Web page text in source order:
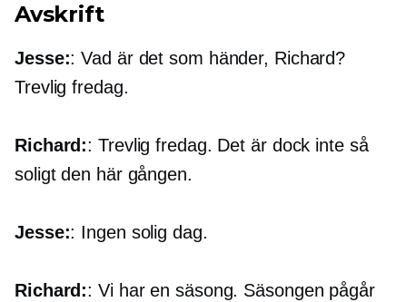
Avskrift
Jesse:: Vad är det som händer, Richard?
Trevlig fredag.
Richard:: Trevlig fredag. Det är dock inte så
soligt den här gången.
Jesse:: Ingen solig dag.
Richard:: Vi har en säsong. Säsongen pågår